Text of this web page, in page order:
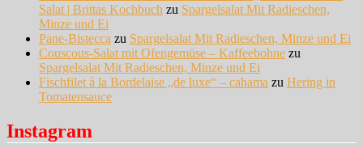
Salat | Brittas Kochbuch zu Spargelsalat Mit Radieschen,
Minze und Ei
Pane-Bistecca zu Spargelsalat Mit Radieschen, Minze und Ei
Couscous-Salat mit Ofengemüse – Kaffeebohne zu
Spargelsalat Mit Radieschen, Minze und Ei
Fischfilet à la Bordelaise „de luxe“ – cahama zu Hering in
Tomatensauce
Instagram